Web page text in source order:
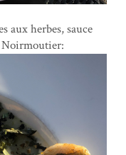
aux herbes, sauce
Noirmoutier: